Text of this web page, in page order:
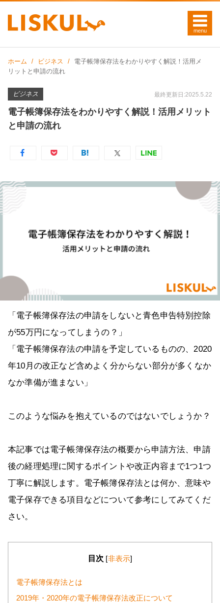
ホーム ビジネス
電子帳簿保存法をわかりやすく解説！活用メ
リットと申請の流れ
ビジネス 最終更新日:2025.5.22
電子帳簿保存法をわかりやすく解説！活用メリット
と申請の流れ
「電子帳簿保存法の申請をしないと青色申告特別控除
が55万円になってしまうの？」
「電子帳簿保存法の申請を予定しているものの、2020
年10月の改正など含めよく分からない部分が多くなか
なか準備が進まない」
このような悩みを抱えているのではないでしょうか？
本記事では電子帳簿保存法の概要から申請方法、申請
後の経理処理に関するポイントや改正内容まで1つ1つ
丁寧に解説します。電子帳簿保存法とは何か、意味や
電子保存できる項目などについて参考にしてみてくだ
さい。
目次 [非表示]
電子帳簿保存法とは
2019年・2020年の電子帳簿保存法改正について